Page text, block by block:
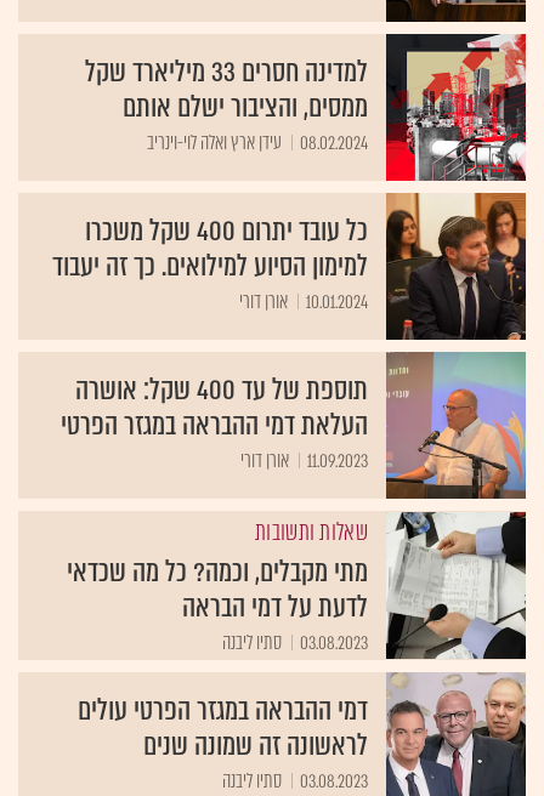
למדינה חסרים 33 מיליארד שקל
ממסים, והציבור ישלם אותם
08.02.2024 עידן ארץ ואלה לוי-וינריב
כל עובד יתרום 400 שקל משכרו
למימון הסיוע למילואים. כך זה יעבוד
10.01.2024 אורן דורי
תוספת של עד 400 שקל: אושרה
העלאת דמי ההבראה במגזר הפרטי
11.09.2023 אורן דורי
שאלות ותשובות
מתי מקבלים, וכמה? כל מה שכדאי
לדעת על דמי הבראה
03.08.2023 סתיו ליבנה
דמי ההבראה במגזר הפרטי עולים
לראשונה זה שמונה שנים
03.08.2023 סתיו ליבנה